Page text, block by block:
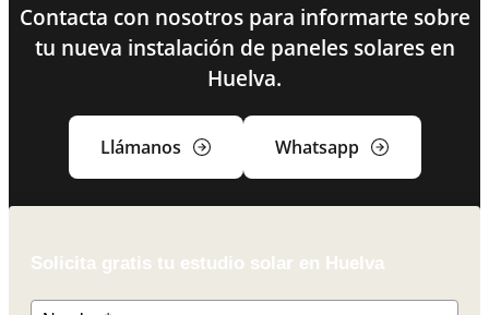
Contacta con nosotros para informarte sobre
tu nueva instalación de paneles solares en
Huelva.
Llámanos Whatsapp
Solicita gratis tu estudio solar en Huelva